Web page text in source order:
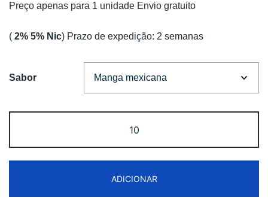
Preço apenas para 1 unidade Envio gratuito
( 2% 5% Nic) Prazo de expedição: 2 semanas
Sabor
de
ZOOY
28000
Puffs
ADICIONAR